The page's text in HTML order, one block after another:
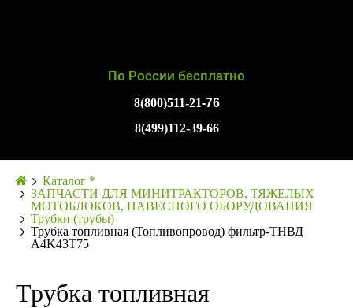
По России бесплатно
8(800)511-21-76
8(499)112-39-66
Каталог *
ЗАПЧАСТИ ДЛЯ МИНИТРАКТОРОВ, ТЯЖЕЛЫХ
МОТОБЛОКОВ, НАВЕСНОГО ОБОРУДОВАНИЯ
Трубки (трубы)
Трубка топливная (Топливопровод) фильтр-ТНВД
A4K43T75
Трубка топливная